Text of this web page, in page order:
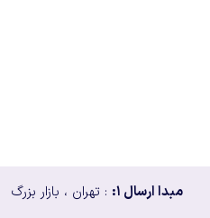
مبدا ارسال ۱: : تهران ، بازار بزرگ